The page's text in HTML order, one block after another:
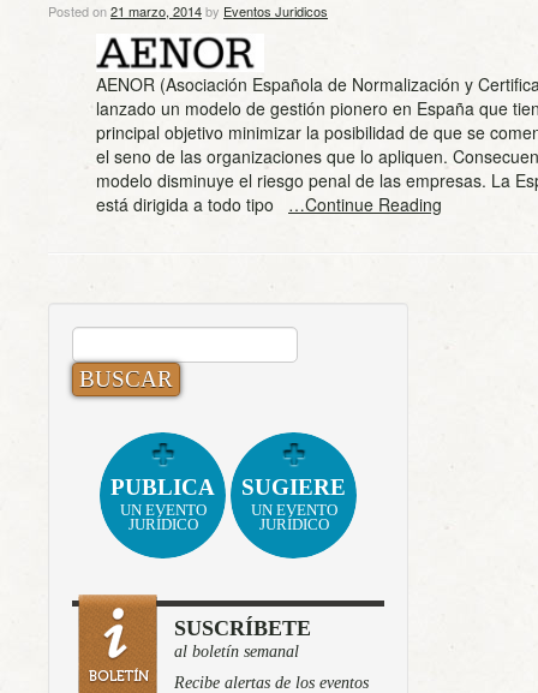
Posted on21 marzo, 2014by Eventos Juridicos
AENOR (Asociación Española de Normalización y
lanzado un modelo de gestión pionero en España que
principal objetivo minimizar la posibilidad de que se
el seno de las organizaciones que lo apliquen.
modelo disminuye el riesgo penal de las empresas. La
está dirigida a todo tipo …Continue Reading
BUSCAR:
PUBLICA
UN EVENTO
JURÍDICO
SUGIERE
UN EVENTO
JURÍDICO
SUSCRÍBETE
al boletín semanal
Recibe alertas de los eventos